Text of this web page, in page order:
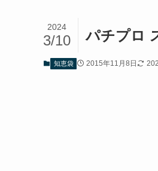
パチプロ
2024
3/10
知恵袋 2015年11月8日